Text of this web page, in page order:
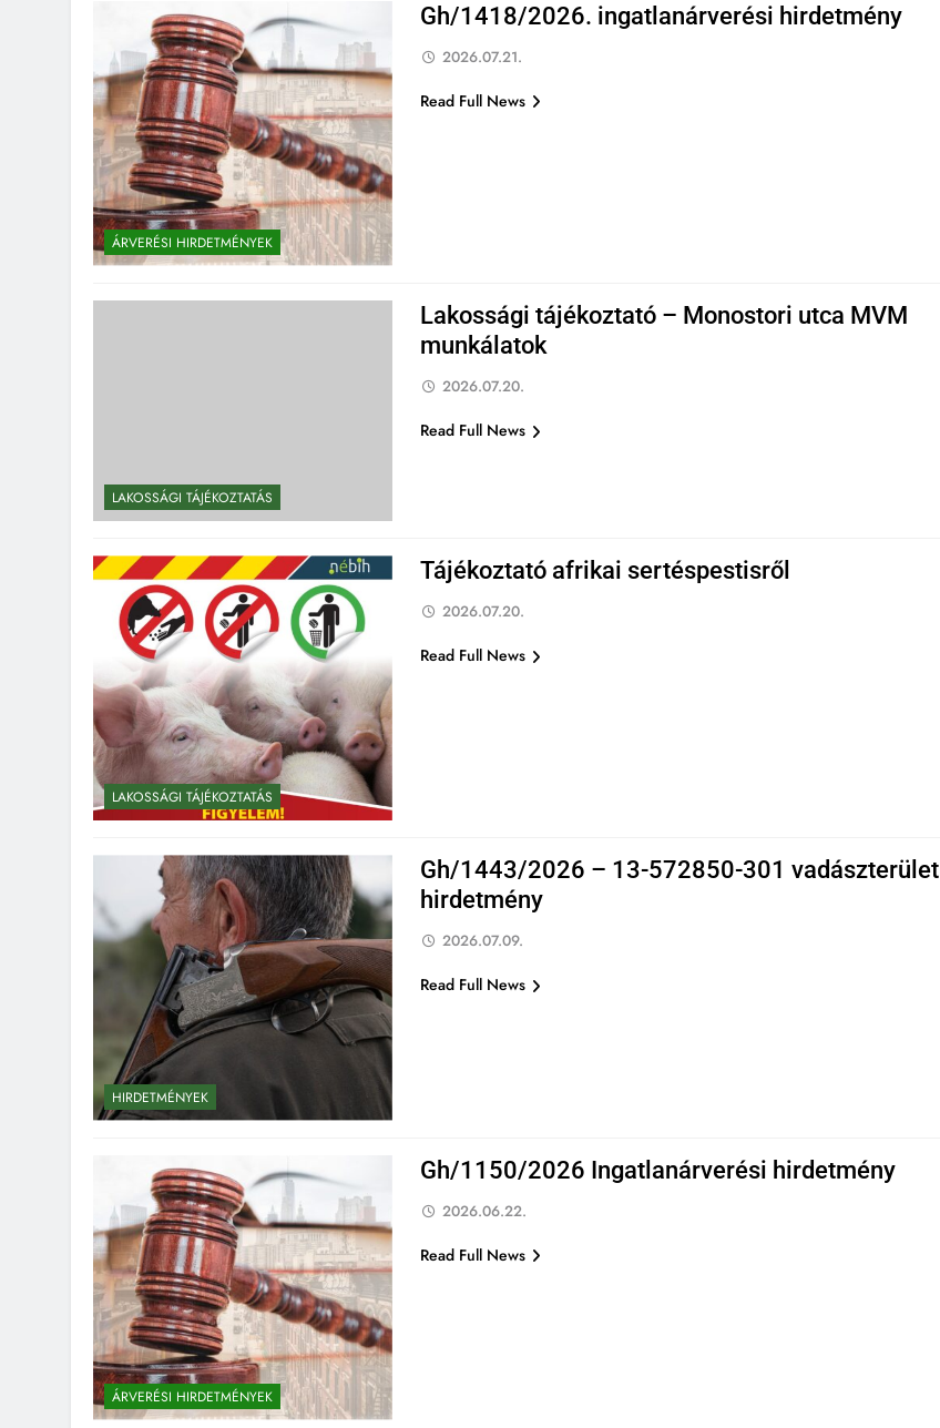
ÁRVERÉSI HIRDETMÉNYEK
Gh/1418/2026. ingatlanárverési hirdetmény
2026.07.21.
Read Full News
LAKOSSÁGI TÁJÉKOZTATÁS
Lakossági tájékoztató – Monostori utca MVM
munkálatok
2026.07.20.
Read Full News
LAKOSSÁGI TÁJÉKOZTATÁS
Tájékoztató afrikai sertéspestisről
2026.07.20.
Read Full News
HIRDETMÉNYEK
Gh/1443/2026 – 13-572850-301 vadászterület
hirdetmény
2026.07.09.
Read Full News
ÁRVERÉSI HIRDETMÉNYEK
Gh/1150/2026 Ingatlanárverési hirdetmény
2026.06.22.
Read Full News